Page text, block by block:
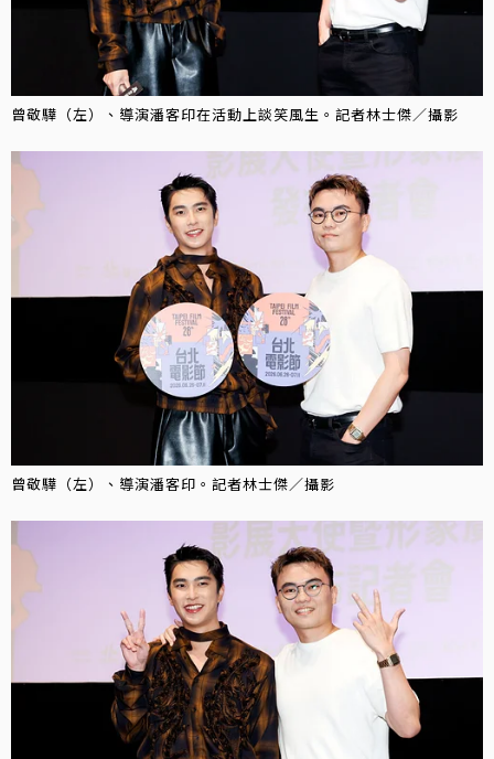
曾敬驊（左）、導演潘客印在活動上談笑風生。記者林士傑／攝影
曾敬驊（左）、導演潘客印。記者林士傑／攝影